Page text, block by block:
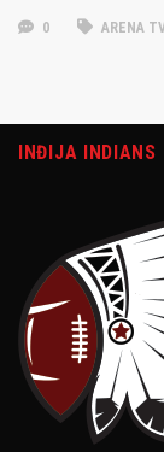
0 ARENA
INĐIJA INDIANS